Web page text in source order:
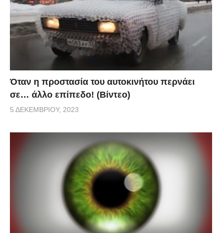
Όταν η προστασία του αυτοκινήτου περνάει
σε… άλλο επίπεδο! (Βίντεο)
5 ΔΕΚΕΜΒΡΊΟΥ, 2023